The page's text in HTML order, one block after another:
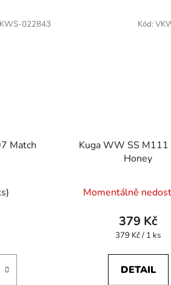
Match
022843
Kuga WW SS M111
Honey
Momentálně
379 Kč
Měrná
379 Kč / 1 ks
DETAIL
Kód: